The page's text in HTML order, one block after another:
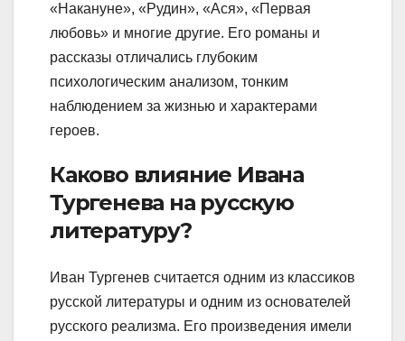
«Накануне», «Рудин», «Ася», «Первая
любовь» и многие другие. Его романы и
рассказы отличались глубоким
психологическим анализом, тонким
наблюдением за жизнью и характерами
героев.
Каково влияние Ивана
Тургенева на русскую
литературу?
Иван Тургенев считается одним из классиков
русской литературы и одним из основателей
русского реализма. Его произведения имели